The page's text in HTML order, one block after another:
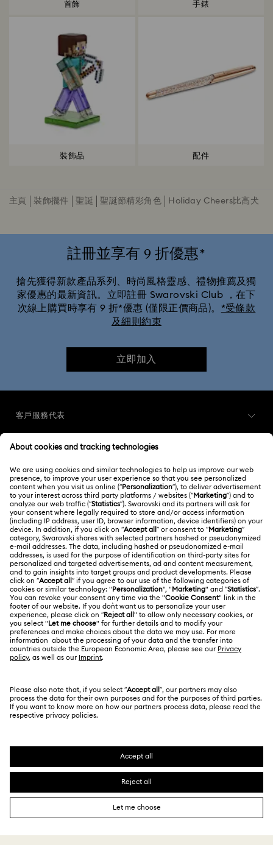
首飾 手錶
裝飾品 配件
主頁 裝飾擺件 聖誕 聖誕節精彩角色 Holiday Cheers比高犬
註冊並享有 9 折優惠*
搶先獲得新款產品系列、時尚風格靈感、禮物推薦及獨
家優惠的最新資訊。立即註冊 Swarovski Club ，在下
次線上購買時享有 9 折*優惠 (僅限正價商品)。 *受條款
及細則約束
立即加入
客戶服務代表
客戶服務概述
訂購狀況
運送
退貨和換貨
聯絡我們
尺寸標示
搜尋各地店舖
會員
註冊
Swarovski Club
Swarovski Crystal Society (SCS)
關於我們
關於 Swarovski
工作與職業
Alumni Community
適用於專業人士
Swarovski Created Diamond *培育鑽石
Code of Conduct & Policies
法律條款
使用條款
條款和條件
私隱
Cookie 同意
版權
有關 REACH 的資訊
台灣地區
繁體中文
English
SWAROVSKI及天鵝標誌是Swarovski AG的註冊商標。